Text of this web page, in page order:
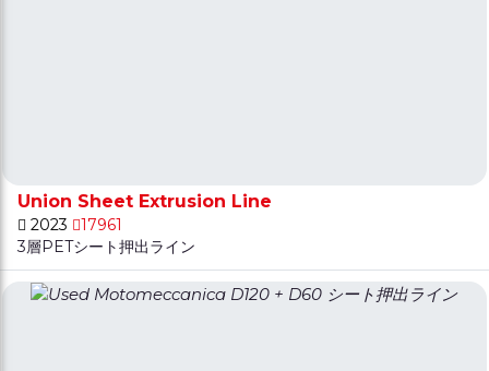
Union Sheet Extrusion Line
2023
17961
3層PETシート押出ライン